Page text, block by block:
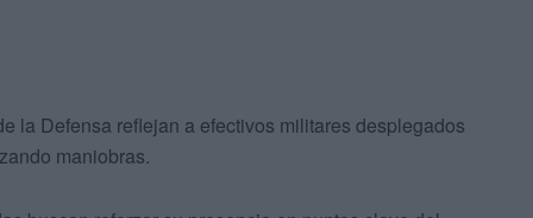
la Defensa reflejan a efectivos militares desplegados
maniobras.